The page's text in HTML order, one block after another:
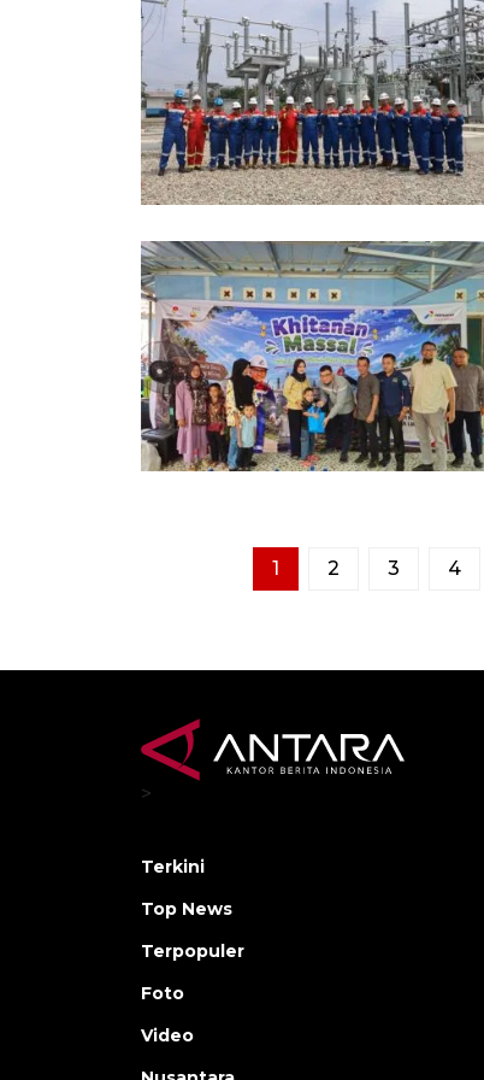
1 2 3 4
>
Terkini
Top News
Terpopuler
Foto
Video